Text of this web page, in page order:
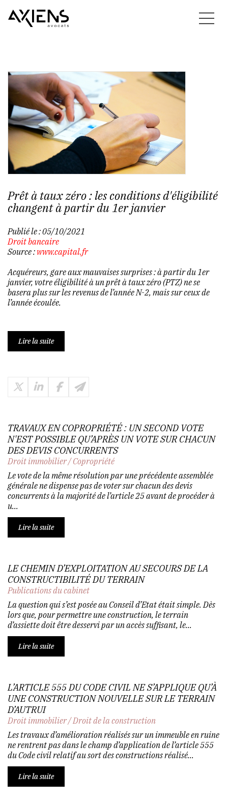
Prêt à taux zéro : les conditions d'éligibilité
changent à partir du 1er janvier
Publié le :05/10/2021
Droit bancaire
Source : www.capital.fr
Acquéreurs, gare aux mauvaises surprises : à partir du 1er
janvier, votre éligibilité à un prêt à taux zéro (PTZ) ne se
basera plus sur les revenus de l’année N-2, mais sur ceux de
l’année écoulée.
Lire la suite
TRAVAUX EN COPROPRIÉTÉ : UN SECOND VOTE
N'EST POSSIBLE QU’APRÈS UN VOTE SUR CHACUN
DES DEVIS CONCURRENTS
Droit immobilier/Copropriété
Le vote de la même résolution par une précédente assemblée
générale ne dispense pas de voter sur chacun des devis
concurrents à la majorité de l’article 25 avant de procéder à
u...
Lire la suite
LE CHEMIN D’EXPLOITATION AU SECOURS DE LA
CONSTRUCTIBILITÉ DU TERRAIN
Publications du cabinet
La question qui s’est posée au Conseil d’Etat était simple. Dès
lors que, pour permettre une construction, le terrain
d’assiette doit être desservi par un accès suffisant, le...
Lire la suite
L’ARTICLE 555 DU CODE CIVIL NE S’APPLIQUE QU’À
UNE CONSTRUCTION NOUVELLE SUR LE TERRAIN
D’AUTRUI
Droit immobilier/Droit de la construction
Les travaux d’amélioration réalisés sur un immeuble en ruine
ne rentrent pas dans le champ d’application de l’article 555
du Code civil relatif au sort des constructions réalisé...
Lire la suite